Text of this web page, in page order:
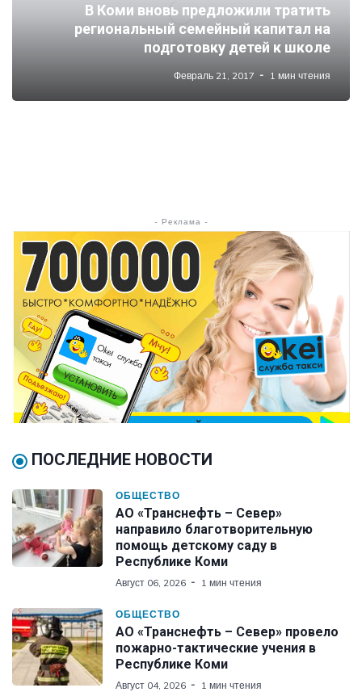
В Коми вновь предложили тратить
региональный семейный капитал на
подготовку детей к школе
Февраль 21, 2017 1 мин чтения
- Реклама -
ПОСЛЕДНИЕ НОВОСТИ
ОБЩЕСТВО
АО «Транснефть – Север»
направило благотворительную
помощь детскому саду в
Республике Коми
Август 06, 2026 1 мин чтения
ОБЩЕСТВО
АО «Транснефть – Север» провело
пожарно-тактические учения в
Республике Коми
Август 04, 2026 1 мин чтения